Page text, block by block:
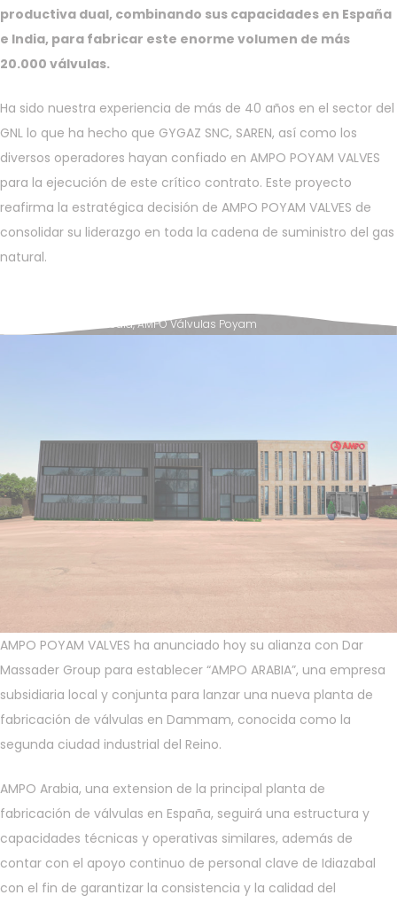
productiva dual, combinando sus capacidades en España
e India, para fabricar este enorme volumen de más
20.000 válvulas.
Ha sido nuestra experiencia de más de 40 años en el sector del
GNL lo que ha hecho que GYGAZ SNC, SAREN, así como los
diversos operadores hayan confiado en AMPO POYAM VALVES
para la ejecución de este crítico contrato. Este proyecto
reafirma la estratégica decisión de AMPO POYAM VALVES de
consolidar su liderazgo en toda la cadena de suministro del gas
natural.
News & Media,AMPO Válvulas Poyam
AMPO POYAM VALVES ha anunciado hoy su alianza con Dar
Massader Group para establecer “AMPO ARABIA”, una empresa
subsidiaria local y conjunta para lanzar una nueva planta de
fabricación de válvulas en Dammam, conocida como la
segunda ciudad industrial del Reino.
AMPO Arabia, una extension de la principal planta de
fabricación de válvulas en España, seguirá una estructura y
capacidades técnicas y operativas similares, además de
contar con el apoyo continuo de personal clave de Idiazabal
con el fin de garantizar la consistencia y la calidad del